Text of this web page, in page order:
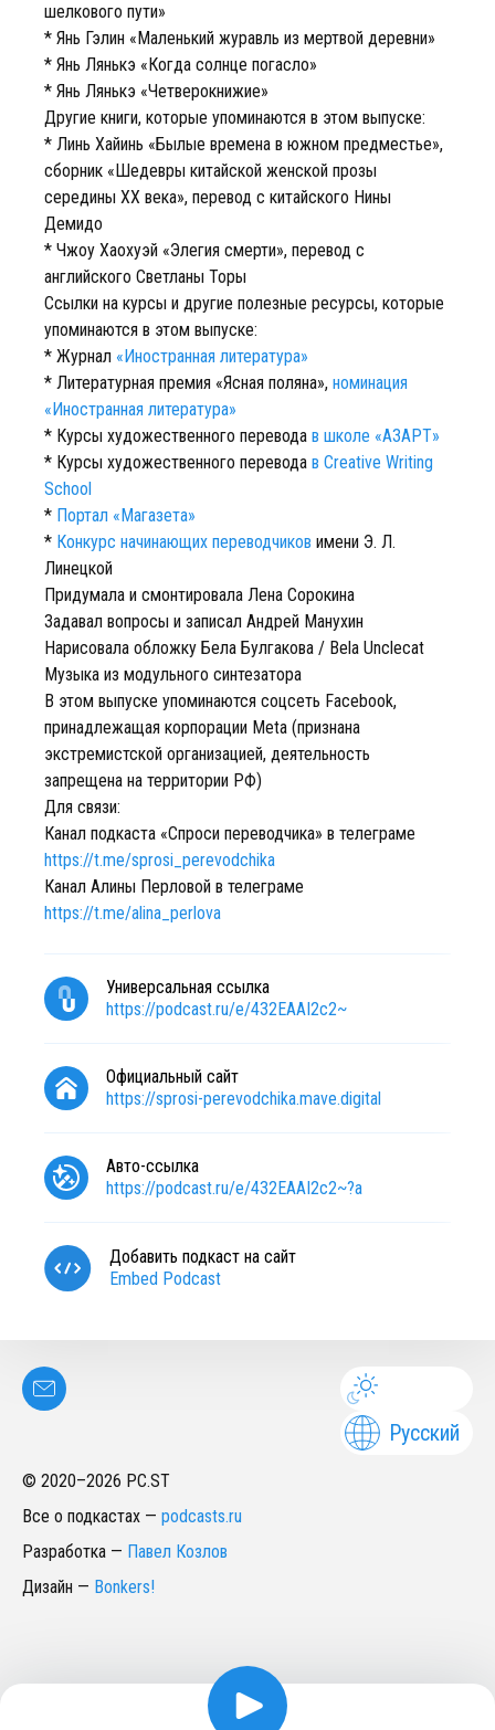
шелкового пути»
* Янь Гэлин «Маленький журавль из мертвой деревни»
* Янь Лянькэ «Когда солнце погасло»
* Янь Лянькэ «Четверокнижие»
Другие книги, которые упоминаются в этом выпуске:
* Линь Хайинь «Былые времена в южном предместье»,
сборник «Шедевры китайской женской прозы
середины ХХ века», перевод с китайского Нины
Демидо
* Чжоу Хаохуэй «Элегия смерти», перевод с
английского Светланы Торы
Ссылки на курсы и другие полезные ресурсы, которые
упоминаются в этом выпуске:
* Журнал «Иностранная литература»
* Литературная премия «Ясная поляна», номинация
«Иностранная литература»
* Курсы художественного перевода в школе «АЗАРТ»
* Курсы художественного перевода в Creative Writing
School
* Портал «Магазета»
* Конкурс начинающих переводчиков имени Э. Л.
Линецкой
Придумала и смонтировала Лена Сорокина
Задавал вопросы и записал Андрей Манухин
Нарисовала обложку Бела Булгакова / Bela Unclecat
Музыка из модульного синтезатора
В этом выпуске упоминаются соцсеть Facebook,
принадлежащая корпорации Meta (признана
экстремистской организацией, деятельность
запрещена на территории РФ)
Для связи:
Канал подкаста «Спроси переводчика» в телеграме
https://t.me/sprosi_perevodchika
Канал Алины Перловой в телеграмe
https://t.me/alina_perlova
Универсальная ссылка
https://podcast.ru/e/432EAAI2c2~
Официальный сайт
https://sprosi-perevodchika.mave.digital
Авто-ссылка
https://podcast.ru/e/432EAAI2c2~?a
Добавить подкаст на сайт
Embed Podcast
Русский
© 2020–2026 PC.ST
Все о подкастах — podcasts.ru
Разработка — Павел Козлов
Дизайн — Bonkers!